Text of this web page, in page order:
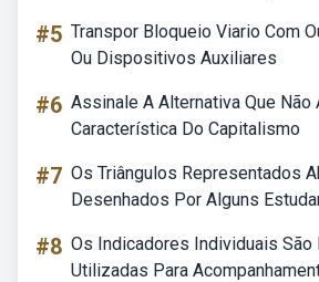
#5 Transpor Bloqueio Viario Com
Ou Dispositivos Auxiliares
#6 Assinale A Alternativa Que Não
Característica Do Capitalismo
#7 Os Triângulos Representados
Desenhados Por Alguns
#8 Os Indicadores Individuais São
Utilizadas Para